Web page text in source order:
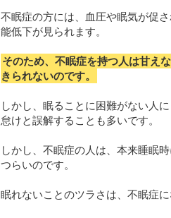
不眠症の方には、血圧や眠気が促
能低下が見られます。
そのため、不眠症を持つ人は甘え
きられないのです。
しかし、眠ることに困難がない人
怠けと誤解することも多いです。
しかし、不眠症の人は、本来睡眠
つらいのです。
眠れないことのツラさは、不眠症